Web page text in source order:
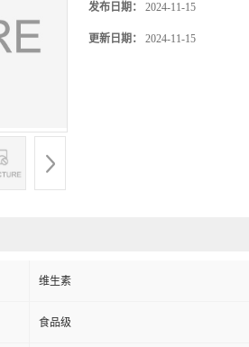
发布日期： 2024-11-15
更新日期： 2024-11-15
维生素
食品级